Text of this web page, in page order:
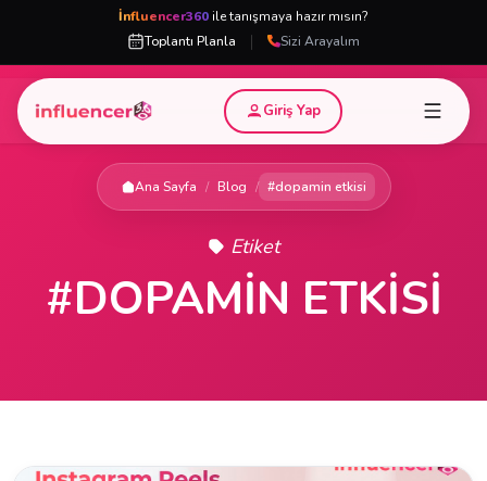
İnfluencer360 ile tanışmaya hazır mısın?
Toplantı Planla
| Sizi Arayalım
Giriş Yap
Ana Sayfa / Blog / #dopamin etkisi
Etiket
#DOPAMIN ETKISI